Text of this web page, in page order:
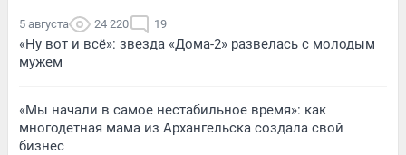
5 августа 24 220 19
«Ну вот и всё»: звезда «Дома-2» развелась с молодым
мужем
«Мы начали в самое нестабильное время»: как
многодетная мама из Архангельска создала свой
бизнес